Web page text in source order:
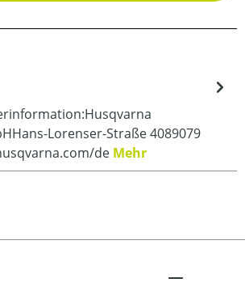
Lorenser-Straße 4089079
de Mehr